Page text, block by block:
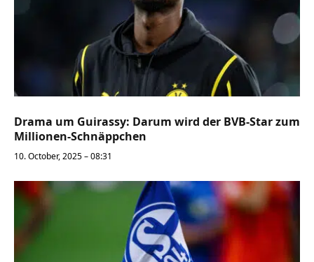
Drama um Guirassy: Darum wird der BVB-Star zum
Millionen-Schnäppchen
10. October, 2025 – 08:31